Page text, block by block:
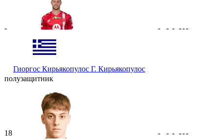
-
Гиоргос Кирьякопулос Г. Кирьякопулос
- - - ---
полузащитник
18 - - - ---